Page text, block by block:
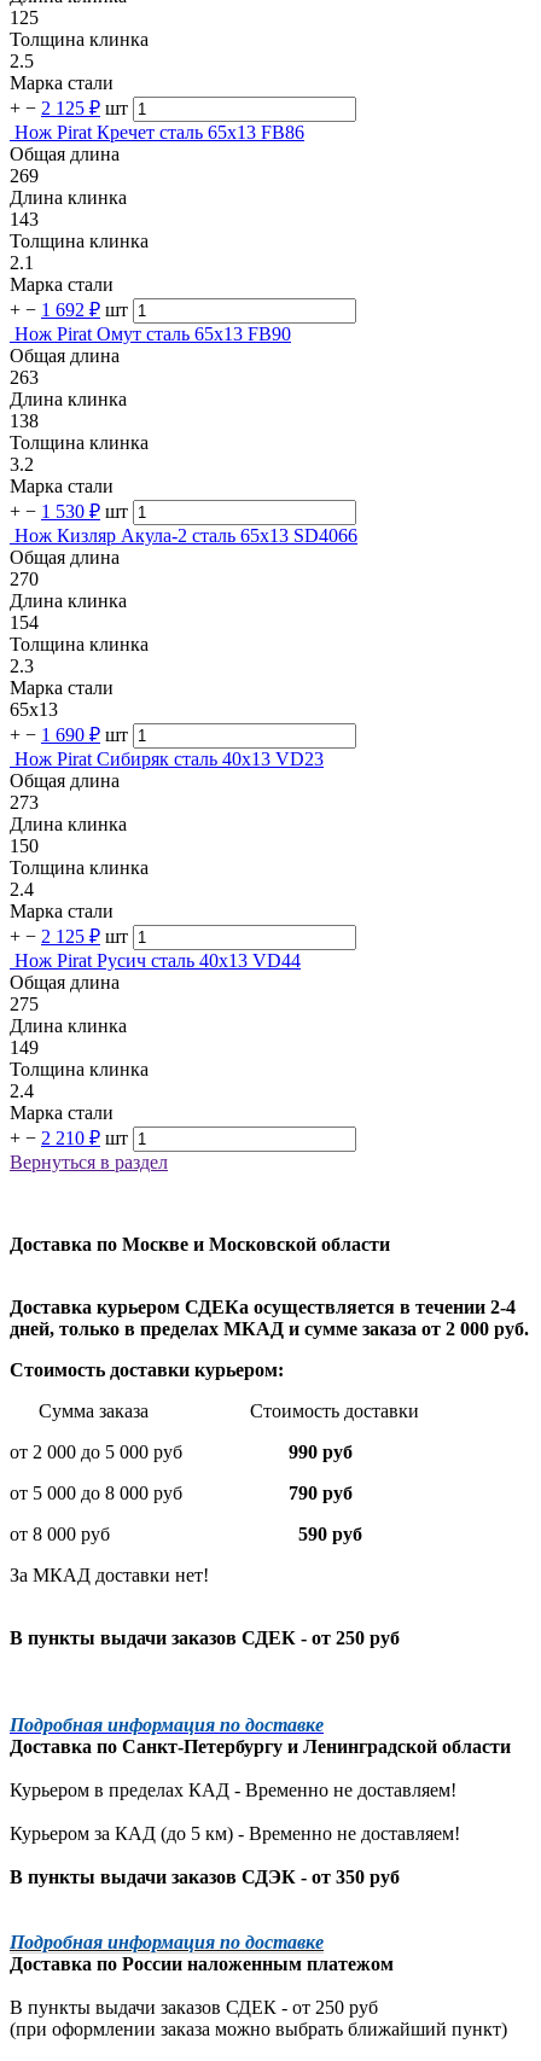
125
Толщина клинка
2.5
Марка стали
+ − 2 125 ₽ шт
Нож Pirat Кречет сталь 65х13 FB86
Общая длина
269
Длина клинка
143
Толщина клинка
2.1
Марка стали
+ − 1 692 ₽ шт
Нож Pirat Омут сталь 65х13 FB90
Общая длина
263
Длина клинка
138
Толщина клинка
3.2
Марка стали
+ − 1 530 ₽ шт
Нож Кизляр Акула-2 сталь 65х13 SD4066
Общая длина
270
Длина клинка
154
Толщина клинка
2.3
Марка стали
65х13
+ − 1 690 ₽ шт
Нож Pirat Сибиряк сталь 40х13 VD23
Общая длина
273
Длина клинка
150
Толщина клинка
2.4
Марка стали
+ − 2 125 ₽ шт
Нож Pirat Русич сталь 40х13 VD44
Общая длина
275
Длина клинка
149
Толщина клинка
2.4
Марка стали
+ − 2 210 ₽ шт
Вернуться в раздел
Доставка по Москве и Московской области
Доставка курьером СДЕКа осуществляется в течении 2-4
дней, только в пределах МКАД и сумме заказа от 2 000 руб.
Стоимость доставки курьером:
Сумма заказа Стоимость доставки
от 2 000 до 5 000 руб
990 руб
от 5 000 до 8 000 руб 790 руб
от 8 000 руб 590 руб
За МКАД доставки нет!
В пункты выдачи заказов СДЕК - от 250 руб
Подробная информация по доставке
Доставка по Санкт-Петербургу и Ленинградской области
Курьером в пределах КАД - Временно не доставляем!
Курьером за КАД (до 5 км) - Временно не доставляем!
В пункты выдачи заказов СДЭК - от 350 руб
Подробная информация по доставке
Доставка по России наложенным платежом
В пункты выдачи заказов СДЕК - от 250 руб
(при оформлении заказа можно выбрать ближайший пункт)